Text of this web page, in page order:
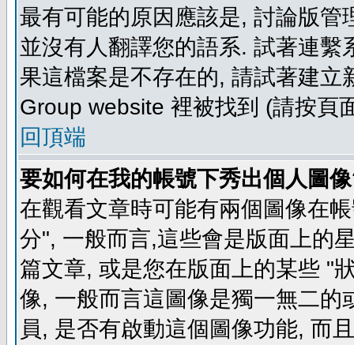
最有可能的原因應該是, 討論版
並沒有人翻譯您的語系. 試著連
果這檔案是不存在的, 請試著建
Group website 裡被找到 (請按頁
回頂端
要如何在我的帳號下秀出個人圖
在觀看文章時可能有兩個圖像在
分", 一般而言,這些會是版面上的
篇文章, 或是您在版面上的某些 "
像, 一般而言這圖像是獨一無二
員, 是否有啟動這個圖像功能, 而